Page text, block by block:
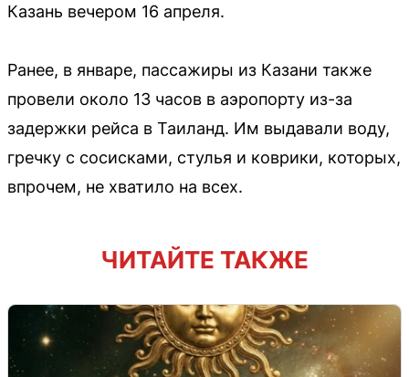
Казань вечером 16 апреля.
Ранее, в январе, пассажиры из Казани также
провели около 13 часов в аэропорту из-за
задержки рейса в Таиланд. Им выдавали воду,
гречку с сосисками, стулья и коврики, которых,
впрочем, не хватило на всех.
ЧИТАЙТЕ ТАКЖЕ